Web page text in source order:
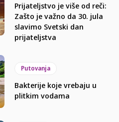
Prijateljstvo je više od reči:
Zašto je važno da 30. jula
slavimo Svetski dan
prijateljstva
Putovanja
Bakterije koje vrebaju u
plitkim vodama